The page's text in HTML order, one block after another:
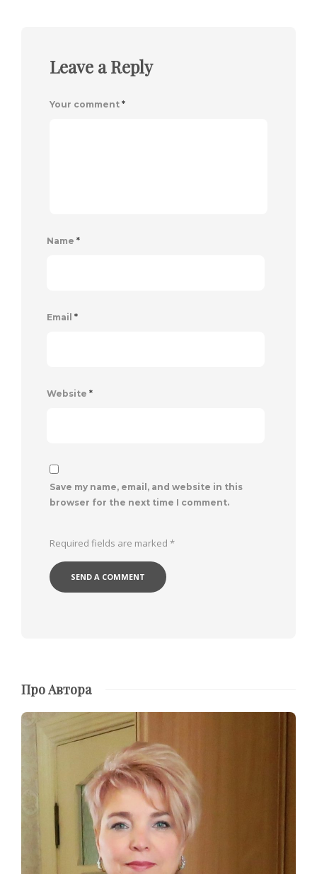
Leave a Reply
Your comment *
Name *
Email *
Website *
Save my name, email, and website in this
browser for the next time I comment.
Required fields are marked *
Про Автора